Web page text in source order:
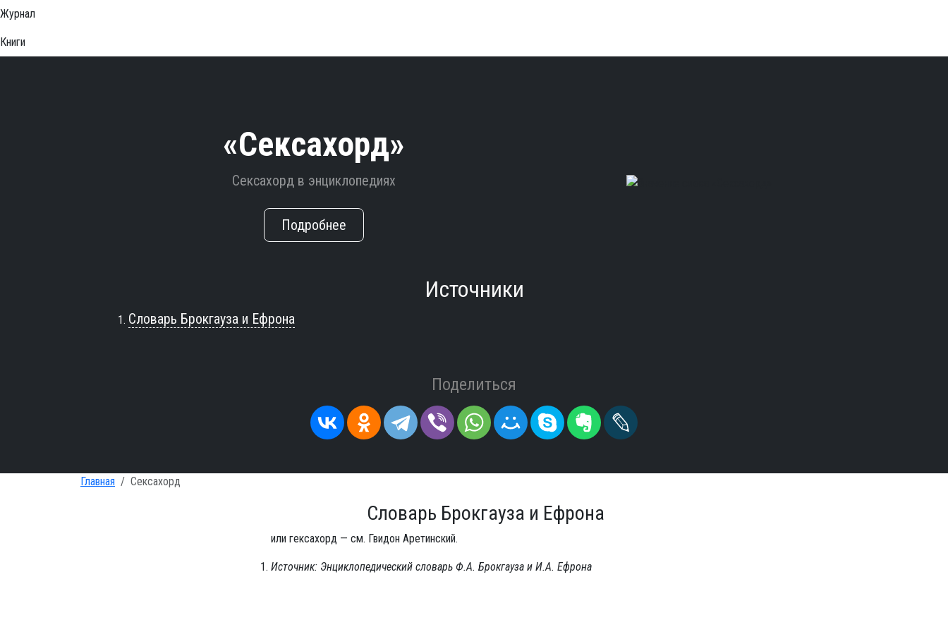
Журнал
Книги
«Сексахорд»
Сексахорд в энциклопедиях
Подробнее
Источники
Словарь Брокгауза и Ефрона
Поделиться
Главная Сексахорд
Словарь Брокгауза и Ефрона
или гексахорд — см. Гвидон Аретинский.
Источник: Энциклопедический словарь Ф.А. Брокгауза и И.А. Ефрона